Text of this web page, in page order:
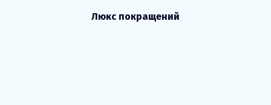
Люкс покращений